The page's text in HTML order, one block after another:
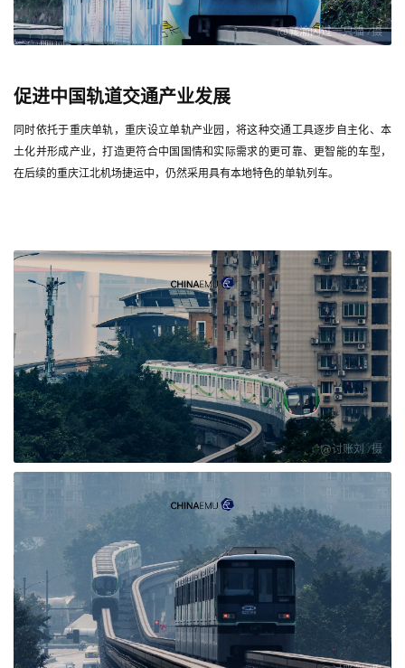
@襄渝闪过一只猫 /摄
促进中国轨道交通产业发展
同时依托于重庆单轨，重庆设立单轨产业园，将这种交通工具逐步自主化、本
土化并形成产业，打造更符合中国国情和实际需求的更可靠、更智能的车型，
在后续的重庆江北机场捷运中，仍然采用具有本地特色的单轨列车。
@讨账刘 /摄